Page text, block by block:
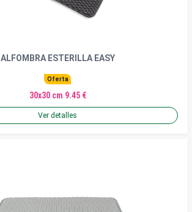
ALFOMBRA ESTERILLA EASY
Oferta
30x30 cm 9.45 €
Ver detalles